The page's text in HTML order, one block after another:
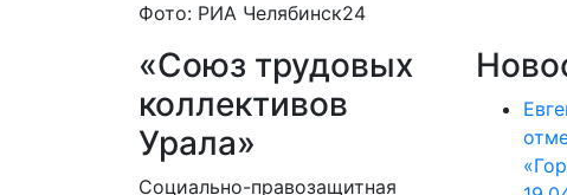
Фото: РИА Челябинск24
«Союз трудовых
коллективов
Урала»
Социально-правозащитная